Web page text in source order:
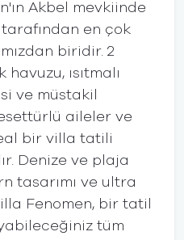
Akbel mevkiinde
en çok
biridir. 2
ısıtmalı
ve müstakil
aileler ve
bir villa tatili
Denize ve plaja
tasarımı ve ultra
Fenomen, bir tatil
tüm